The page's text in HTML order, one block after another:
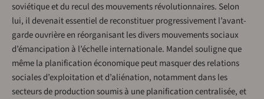
soviétique et du recul des mouvements révolutionnaires. Selon
lui, il devenait essentiel de reconstituer progressivement l’avant-
garde ouvrière en réorganisant les divers mouvements sociaux
d’émancipation à l’échelle internationale. Mandel souligne que
même la planification économique peut masquer des relations
sociales d’exploitation et d’aliénation, notamment dans les
secteurs de production soumis à une planification centralisée, et